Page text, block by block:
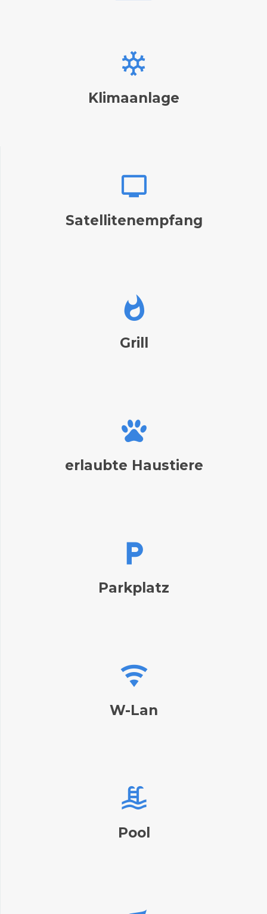
Klimaanlage
Satellitenempfang
Grill
erlaubte Haustiere
Parkplatz
W-Lan
Pool